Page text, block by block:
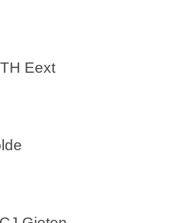
Eext